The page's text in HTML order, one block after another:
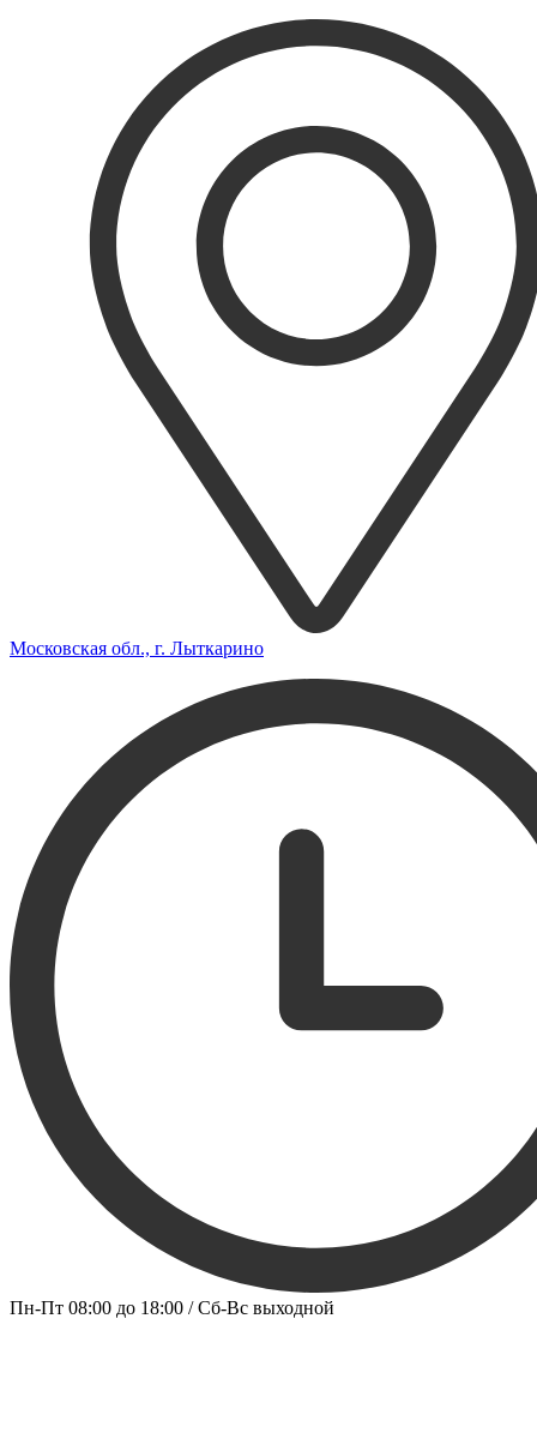
Московская обл., г. Лыткарино
Пн-Пт 08:00 до 18:00 / Сб-Вс выходной